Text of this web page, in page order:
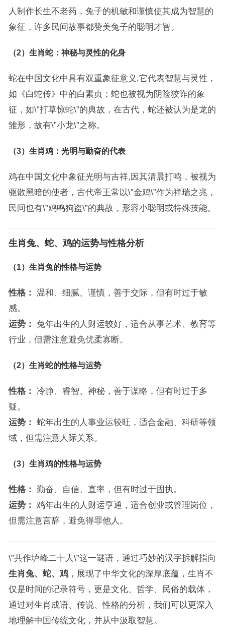
人制作长生不老药，兔子的机敏和谨慎使其成为智慧的
象征，许多民间故事都赞美兔子的聪明才智。
（2）生肖蛇：神秘与灵性的化身
蛇在中国文化中具有双重象征意义,它代表智慧与灵性，
如《白蛇传》中的白素贞；蛇也被视为阴险狡诈的象
征，如\”打草惊蛇\”的典故，在古代，蛇还被认为是龙的
雏形，故有\”小龙\”之称。
（3）生肖鸡：光明与勤奋的代表
鸡在中国文化中象征光明与吉祥,因其清晨打鸣，被视为
驱散黑暗的使者，古代帝王常以\”金鸡\”作为祥瑞之兆，
民间也有\”鸡鸣狗盗\”的典故，形容小聪明或特殊技能。
生肖兔、蛇、鸡的运势与性格分析
（1）生肖兔的性格与运势
性格：
温和、细腻、谨慎，善于交际，但有时过于敏
感。
运势：
兔年出生的人财运较好，适合从事艺术、教育等
行业，但需注意避免优柔寡断。
（2）生肖蛇的性格与运势
性格：
冷静、睿智、神秘，善于谋略，但有时过于多
疑。
运势：
蛇年出生的人事业运较旺，适合金融、科研等领
域，但需注意人际关系。
（3）生肖鸡的性格与运势
性格：
勤奋、自信、直率，但有时过于固执。
运势：
鸡年出生的人财运亨通，适合创业或管理岗位，
但需注意言辞，避免得罪他人。
\”共作垆峰二十人\”这一谜语，通过巧妙的汉字拆解指向
生肖兔、蛇、鸡，展现了中华文化的深厚底蕴，生肖不
仅是时间的记录符号，更是文化、哲学、民俗的载体，
通过对生肖成语、传说、性格的分析，我们可以更深入
地理解中国传统文化，并从中汲取智慧。